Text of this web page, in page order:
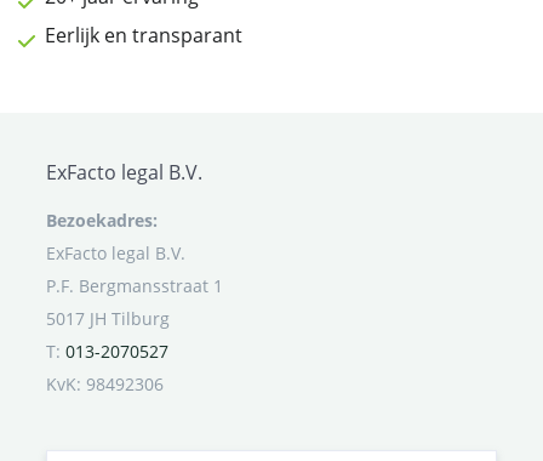
Eerlijk en transparant
ExFacto legal B.V.
Bezoekadres:
ExFacto legal B.V.
P.F. Bergmansstraat 1
5017 JH Tilburg
T: 013-2070527
KvK: 98492306